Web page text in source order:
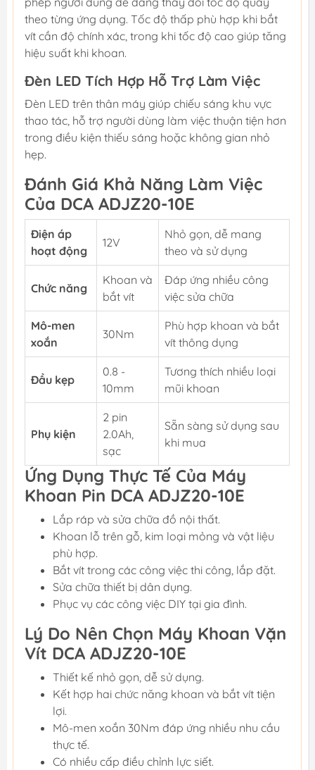
theo từng ứng dụng. Tốc độ thấp phù hợp khi bắt
vít cần độ chính xác, trong khi tốc độ cao giúp tăng
hiệu suất khi khoan.
Đèn LED Tích Hợp Hỗ Trợ Làm Việc
Đèn LED trên thân máy giúp chiếu sáng khu vực
thao tác, hỗ trợ người dùng làm việc thuận tiện hơn
trong điều kiện thiếu sáng hoặc không gian nhỏ
hẹp.
Đánh Giá Khả Năng Làm Việc
Của DCA ADJZ20-10E
Điện áp
hoạt động
12V
Nhỏ gọn, dễ mang
theo và sử dụng
Chức năng
Khoan và
bắt vít
Đáp ứng nhiều công
việc sửa chữa
Mô-men
xoắn
30Nm
Phù hợp khoan và bắt
vít thông dụng
Đầu kẹp
0.8 -
10mm
Tương thích nhiều loại
mũi khoan
Phụ kiện
2 pin
2.0Ah,
sạc
Sẵn sàng sử dụng sau
khi mua
Ứng Dụng Thực Tế Của Máy
Khoan Pin DCA ADJZ20-10E
Lắp ráp và sửa chữa đồ nội thất.
Khoan lỗ trên gỗ, kim loại mỏng và vật liệu
phù hợp.
Bắt vít trong các công việc thi công, lắp đặt.
Sửa chữa thiết bị dân dụng.
Phục vụ các công việc DIY tại gia đình.
Lý Do Nên Chọn Máy Khoan Vặn
Vít DCA ADJZ20-10E
Thiết kế nhỏ gọn, dễ sử dụng.
Kết hợp hai chức năng khoan và bắt vít tiện
lợi.
Mô-men xoắn 30Nm đáp ứng nhiều nhu cầu
thực tế.
Có nhiều cấp điều chỉnh lực siết.